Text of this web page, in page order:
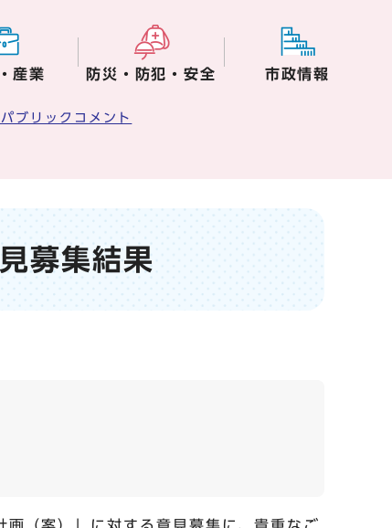
産業 防災・防犯・安全 市政情報
ブリックコメント
募集結果